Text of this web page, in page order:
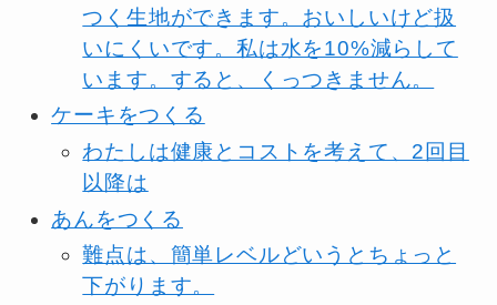
つく生地ができます。おいしいけど扱
いにくいです。私は水を10%減らして
います。すると、くっつきません。
ケーキをつくる
わたしは健康とコストを考えて、2回目
以降は
あんをつくる
難点は、簡単レベルどいうとちょっと
下がります。